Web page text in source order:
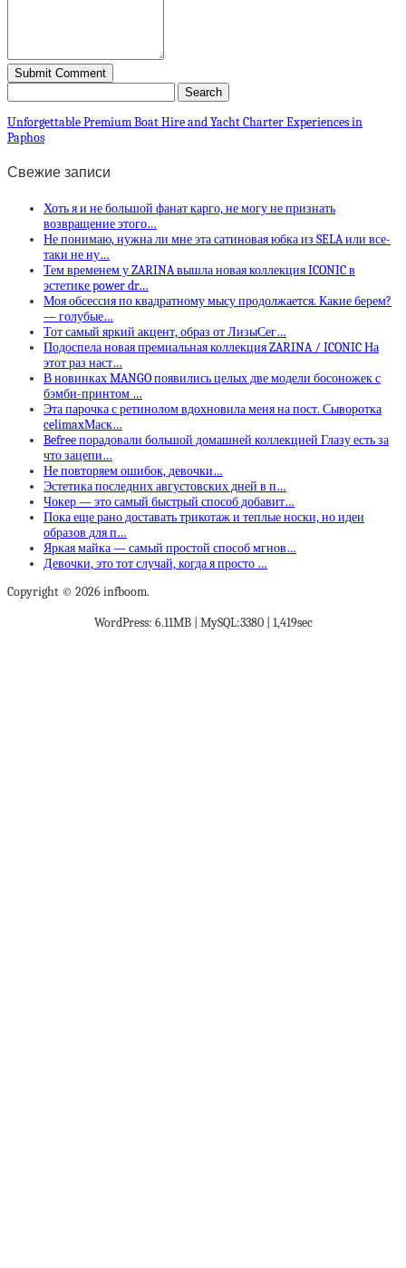
Unforgettable Premium Boat Hire and Yacht Charter Experiences in
Paphos
Свежие записи
Хоть я и не большой фанат карго, не могу не признать
возвращение этого…
Не понимаю, нужна ли мне эта сатиновая юбка из SELA или все-
таки не ну…
Тем временем у ZARINA вышла новая коллекция ICONIC в
эстетике power dr…
Моя обсессия по квадратному мысу продолжается. Какие берем?
— голубые…
Тот самый яркий акцент, образ от ЛизыСег…
Подоспела новая премиальная коллекция ZARINA / ICONIC На
этот раз наст…
В новинках MANGO появились целых две модели босоножек с
бэмби-принтом …
Эта парочка с ретинолом вдохновила меня на пост. Сыворотка
celimaxМаск…
Befree порадовали большой домашней коллекцией Глазу есть за
что зацепи…
Не повторяем ошибок, девочки…
Эстетика последних августовских дней в п…
Чокер — это самый быстрый способ добавит…
Пока еще рано доставать трикотаж и теплые носки, но идеи
образов для п…
Яркая майка — самый простой способ мгнов…
Девочки, это тот случай, когда я просто …
Copyright © 2026 infboom.
WordPress: 6.11MB | MySQL:3380 | 1,419sec